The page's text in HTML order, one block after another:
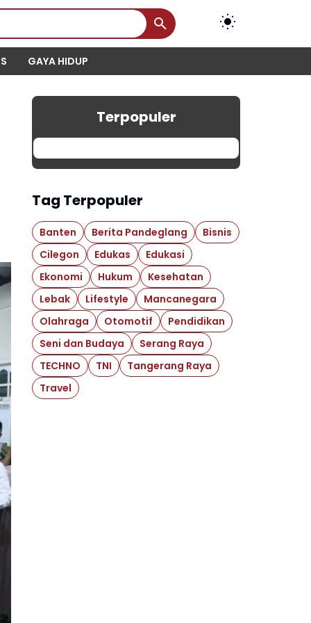
GAYA HIDUP
Terpopuler
Tag Terpopuler
Banten Berita Pandeglang
Bisnis
Cilegon
Edukas
Edukasi
Ekonomi
Hukum
Kesehatan
Lebak
Lifestyle
Mancanegara
Olahraga
Otomotif
Pendidikan
Seni dan Budaya
Serang Raya
TECHNO
TNI
Tangerang Raya
Travel